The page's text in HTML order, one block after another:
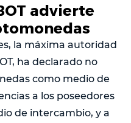
advierte
la máxima autoridad
ha declarado no
como medio de
a los poseedores
de intercambio, y a